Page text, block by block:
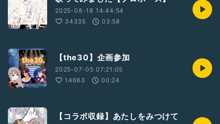
2025-08-18 14:44:54
34335
03:58
【the30】企画参加
2025-07-05 07:21:05
14663
00:24
【コラボ収録】あたしをみつけて